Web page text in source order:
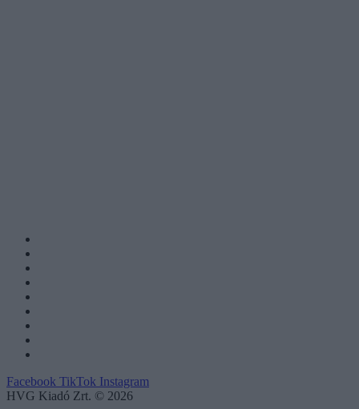
Facebook TikTok Instagram
HVG Kiadó Zrt. © 2026